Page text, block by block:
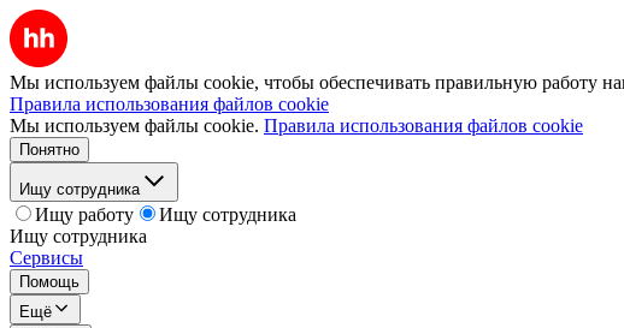
Мы используем файлы cookie, чтобы обеспечивать правильную работу
Правила использования файлов cookie
Мы используем файлы cookie. Правила использования файлов cookie
Понятно
Ищу сотрудника
Ищу работу
Ищу сотрудника
Ищу сотрудника
Сервисы
Помощь
Ещё